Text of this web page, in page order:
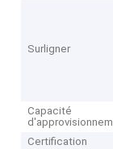
Surligner
Capacité
Certification